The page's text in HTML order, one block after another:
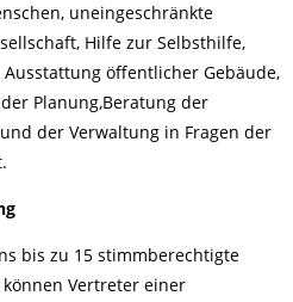
uneingeschränkte
Hilfe zur Selbsthilfe,
öffentlicher Gebäude,
Planung,Beratung der
der Verwaltung in Fragen der
bis zu 15 stimmberechtigte
Vertreter einer